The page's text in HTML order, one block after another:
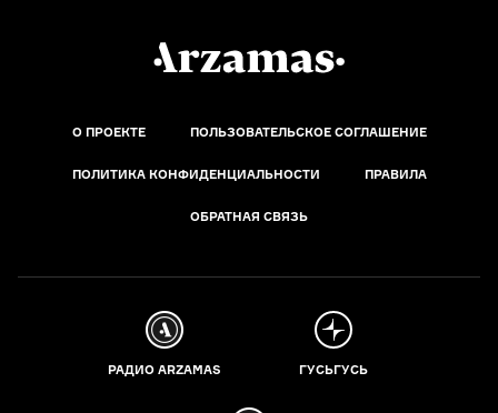
О ПРОЕКТЕ ПОЛЬЗОВАТЕЛЬСКОЕ СОГЛАШЕНИЕ
ПОЛИТИКА КОНФИДЕНЦИАЛЬНОСТИ ПРАВИЛА
ОБРАТНАЯ СВЯЗЬ
РАДИО ARZAMAS ГУСЬГУСЬ